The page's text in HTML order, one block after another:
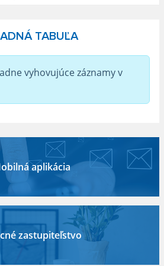
TABUĽA
vyhovujúce záznamy v
aplikácia
zastupiteľstvo